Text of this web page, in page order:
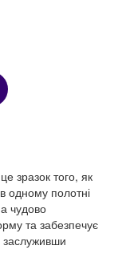
зразок того, як
одному полотні
чудово
та забезпечує
заслуживши